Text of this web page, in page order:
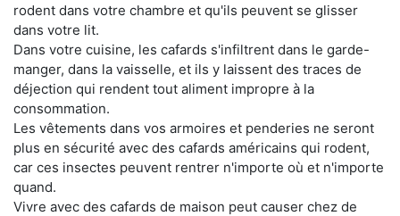
rodent dans votre chambre et qu'ils peuvent se glisser
dans votre lit.
Dans votre cuisine, les cafards s'infiltrent dans le garde-
manger, dans la vaisselle, et ils y laissent des traces de
déjection qui rendent tout aliment impropre à la
consommation.
Les vêtements dans vos armoires et penderies ne seront
plus en sécurité avec des cafards américains qui rodent,
car ces insectes peuvent rentrer n'importe où et n'importe
quand.
Vivre avec des cafards de maison peut causer chez de